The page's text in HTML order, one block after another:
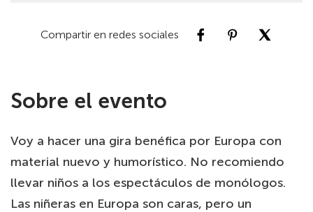
Compartir en redes sociales
Sobre el evento
Voy a hacer una gira benéfica por Europa con
material nuevo y humorístico. No recomiendo
llevar niños a los espectáculos de monólogos.
Las niñeras en Europa son caras, pero un